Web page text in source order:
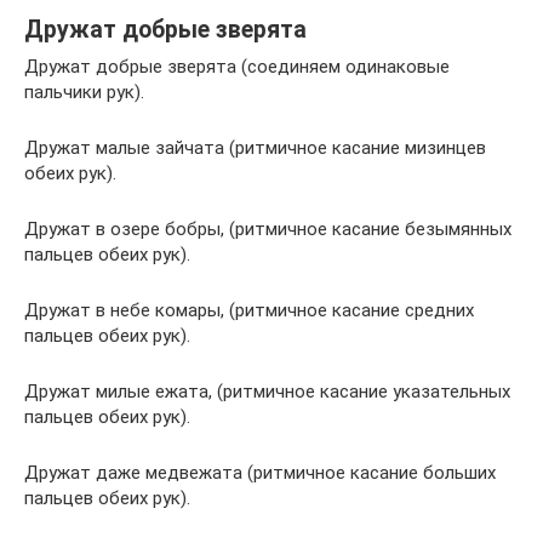
Дружат добрые зверята
Дружат добрые зверята (соединяем одинаковые
пальчики рук).
Дружат малые зайчата (ритмичное касание мизинцев
обеих рук).
Дружат в озере бобры, (ритмичное касание безымянных
пальцев обеих рук).
Дружат в небе комары, (ритмичное касание средних
пальцев обеих рук).
Дружат милые ежата, (ритмичное касание указательных
пальцев обеих рук).
Дружат даже медвежата (ритмичное касание больших
пальцев обеих рук).